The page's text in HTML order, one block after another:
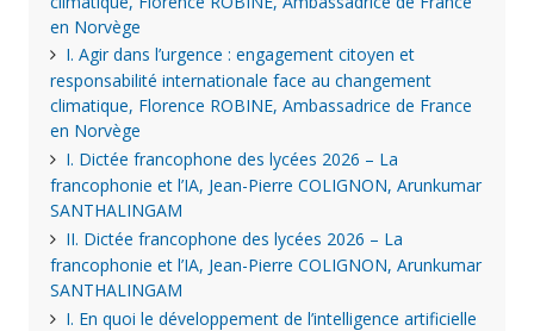
en Norvège
I. Agir dans l’urgence : engagement citoyen et
responsabilité internationale face au changement
climatique, Florence ROBINE, Ambassadrice de France
en Norvège
I. Dictée francophone des lycées 2026 – La
francophonie et l’IA, Jean-Pierre COLIGNON, Arunkumar
SANTHALINGAM
II. Dictée francophone des lycées 2026 – La
francophonie et l’IA, Jean-Pierre COLIGNON, Arunkumar
SANTHALINGAM
I. En quoi le développement de l’intelligence artificielle